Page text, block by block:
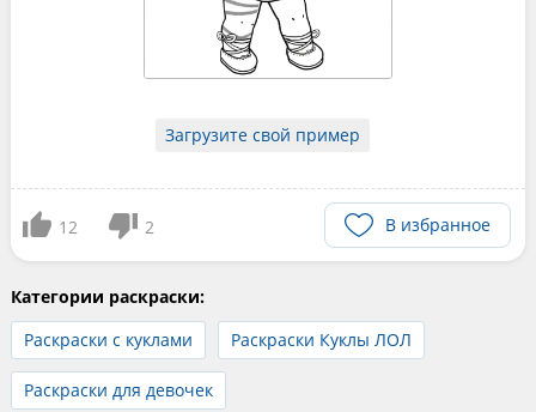
Загрузите свой пример
12 2 В избранное
Категории раскраски:
Раскраски с куклами
Раскраски Куклы ЛОЛ
Раскраски для девочек